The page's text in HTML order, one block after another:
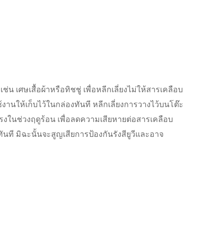
น เศษเสื้อผ้าหรือทิชชู่ เพื่อหลีกเลี่ยงไม่ให้สารเคลือบ
นให้เก็บไว้ในกล่องทันที หลีกเลี่ยงการวางไว้บนโต๊ะ
ในช่วงฤดูร้อน เพื่อลดความเสียหายต่อสารเคลือบ
ที มิฉะนั้นจะสูญเสียการป้องกันรังสียูวีและอาจ